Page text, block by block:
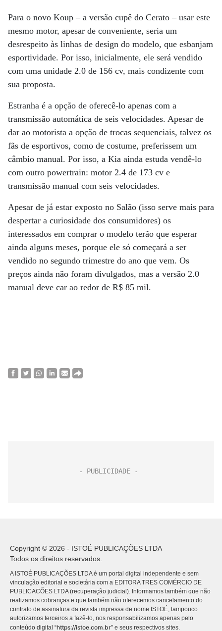
Para o novo Koup – a versão cupê do Cerato – usar este
mesmo motor, apesar de conveniente, seria um
desrespeito às linhas de design do modelo, que esbanjam
esportividade. Por isso, inicialmente, ele será vendido
com uma unidade 2.0 de 156 cv, mais condizente com
sua proposta.
Estranha é a opção de oferecê-lo apenas com a
transmissão automática de seis velocidades. Apesar de
dar ao motorista a opção de trocas sequenciais, talvez os
fãs de esportivos, como de costume, preferissem um
câmbio manual. Por isso, a Kia ainda estuda vendê-lo
com outro powertrain: motor 2.4 de 173 cv e
transmissão manual com seis velocidades.
Apesar de já estar exposto no Salão (isso serve mais para
despertar a curiosidade dos consumidores) os
interessados em comprar o modelo terão que esperar
ainda alguns meses, porque ele só começará a ser
vendido no segundo trimestre do ano que vem. Os
preços ainda não foram divulgados, mas a versão 2.0
manual deve car ao redor de R$ 85 mil.
Copyright © 2026 - ISTOÉ PUBLICAÇÕES LTDA
Todos os direitos reservados.
A ISTOÉ PUBLICAÇÕES LTDA é um portal digital independente e sem
vinculação editorial e societária com a EDITORA TRES COMÉRCIO DE
PUBLICACÕES LTDA (recuperação judicial). Informamos também que não
realizamos cobranças e que também não oferecemos cancelamento do
contrato de assinatura da revista impressa de nome ISTOÉ, tampouco
autorizamos terceiros a fazê-lo, nos responsabilizamos apenas pelo
conteúdo digital “https://istoe.com.br” e seus respectivos sites.